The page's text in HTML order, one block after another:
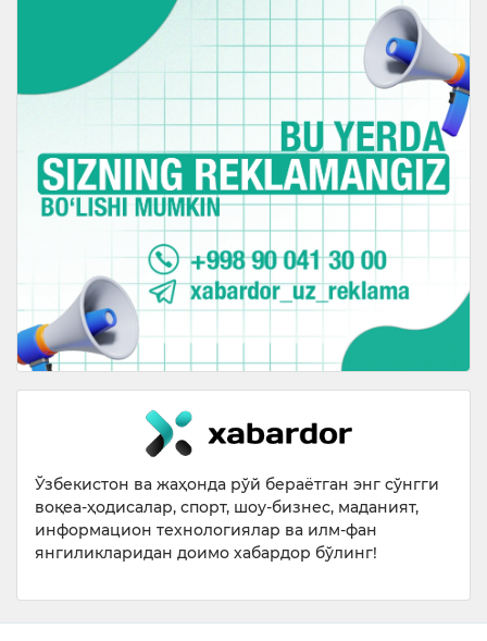
Ўзбекистон ва жаҳонда рўй бераётган энг сўнгги
воқеа-ҳодисалар, спорт, шоу-бизнес, маданият,
информацион технологиялар ва илм-фан
янгиликларидан доимо хабардор бўлинг!